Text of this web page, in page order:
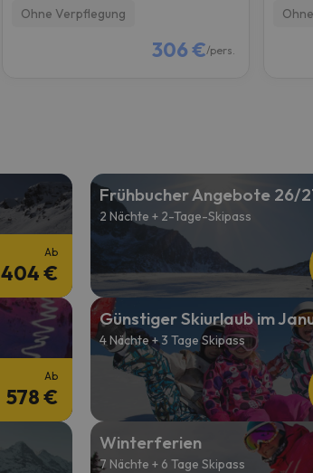
Ohne Verpflegung
306 €/pers.
Ab
404 €
Frühbucher Angebote 26/
2 Nächte + 2-Tage-Skipass
Ab
578 €
Günstiger Skiurlaub im
4 Nächte + 3 Tage Skipass
Winterferien
7 Nächte + 6 Tage Skipass